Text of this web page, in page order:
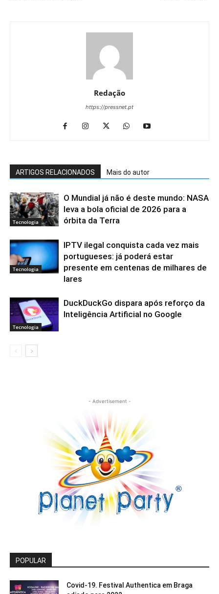
Redação
https://pressnet.pt
ARTIGOS RELACIONADOS Mais do autor
Tecnologia
O Mundial já não é deste mundo: NASA
leva a bola oficial de 2026 para a
órbita da Terra
Tecnologia
IPTV ilegal conquista cada vez mais
portugueses: já poderá estar
presente em centenas de milhares de
lares
Tecnologia
DuckDuckGo dispara após reforço da
Inteligência Artificial no Google
- Advertisement -
POPULAR
Covid-19. Festival Authentica em Braga